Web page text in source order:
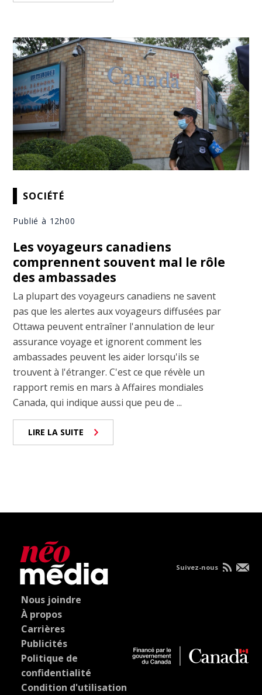
SOCIÉTÉ
Publié à 12h00
Les voyageurs canadiens
comprennent souvent mal le rôle
des ambassades
La plupart des voyageurs canadiens ne savent
pas que les alertes aux voyageurs diffusées par
Ottawa peuvent entraîner l'annulation de leur
assurance voyage et ignorent comment les
ambassades peuvent les aider lorsqu'ils se
trouvent à l'étranger. C'est ce que révèle un
rapport remis en mars à Affaires mondiales
Canada, qui indique aussi que peu de ...
LIRE LA SUITE
Nous joindre
À propos
Carrières
Publicités
Politique de
confidentialité
Condition d'utilisation
Suivez-nous